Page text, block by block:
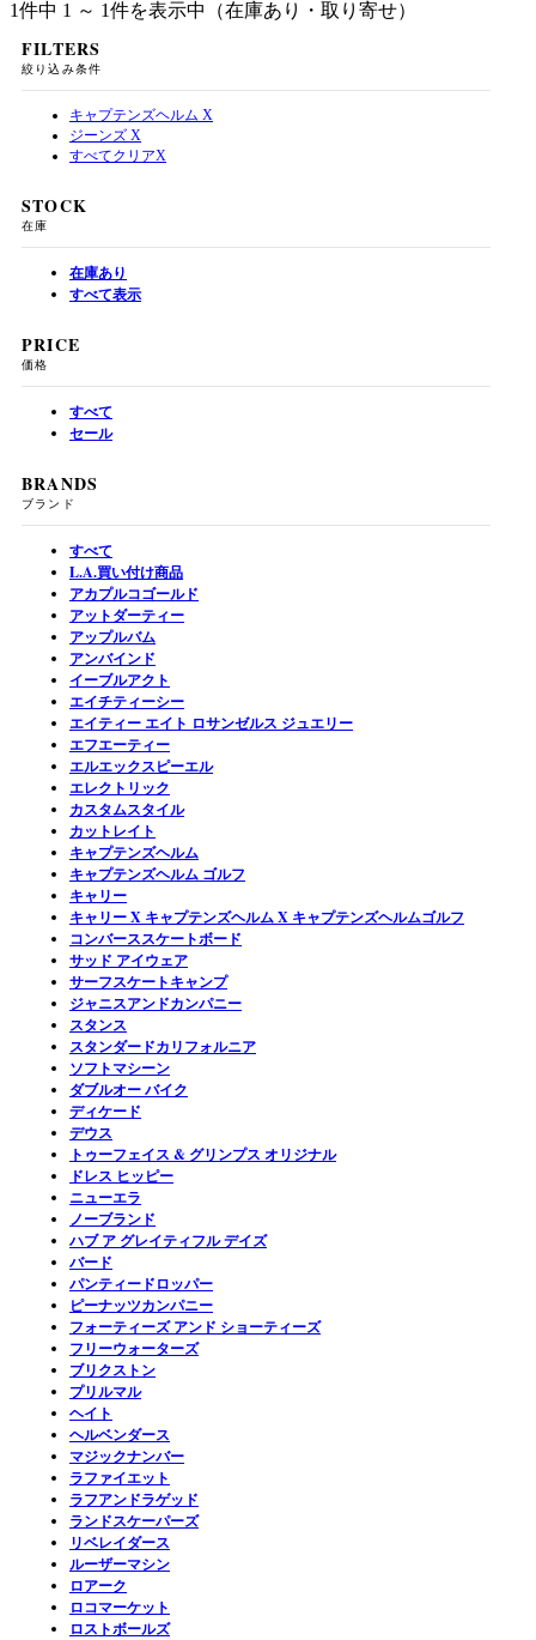
1件中 1 ～ 1件を表示中（在庫あり・取り寄せ）
FILTERS
絞り込み条件
キャプテンズヘルム X
ジーンズ X
すべてクリアX
STOCK
在庫
在庫あり
すべて表示
PRICE
価格
すべて
セール
BRANDS
ブランド
すべて
L.A.買い付け商品
アカプルコゴールド
アットダーティー
アップルバム
アンバインド
イーブルアクト
エイチティーシー
エイティー エイト ロサンゼルス ジュエリー
エフエーティー
エルエックスピーエル
エレクトリック
カスタムスタイル
カットレイト
キャプテンズヘルム
キャプテンズヘルム ゴルフ
キャリー
キャリー X キャプテンズヘルム X キャプテンズヘルムゴルフ
コンバーススケートボード
サッド アイウェア
サーフスケートキャンプ
ジャニスアンドカンパニー
スタンス
スタンダードカリフォルニア
ソフトマシーン
ダブルオー バイク
ディケード
デウス
トゥーフェイス & グリンプス オリジナル
ドレス ヒッピー
ニューエラ
ノーブランド
ハブ ア グレイティフル デイズ
バード
パンティードロッパー
ピーナッツカンパニー
フォーティーズ アンド ショーティーズ
フリーウォーターズ
ブリクストン
プリルマル
ヘイト
ヘルベンダース
マジックナンバー
ラファイエット
ラフアンドラゲッド
ランドスケーパーズ
リベレイダース
ルーザーマシン
ロアーク
ロコマーケット
ロストボールズ